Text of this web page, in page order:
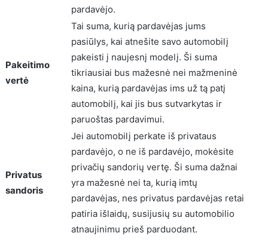
pardavėjo.
Pakeitimo
vertė
Tai suma, kurią pardavėjas jums
pasiūlys, kai atnešite savo automobilį
pakeisti į naujesnį modelį. Ši suma
tikriausiai bus mažesnė nei mažmeninė
kaina, kurią pardavėjas ims už tą patį
automobilį, kai jis bus sutvarkytas ir
paruoštas pardavimui.
Privatus
sandoris
Jei automobilį perkate iš privataus
pardavėjo, o ne iš pardavėjo, mokėsite
privačių sandorių vertę. Ši suma dažnai
yra mažesnė nei ta, kurią imtų
pardavėjas, nes privatus pardavėjas retai
patiria išlaidų, susijusių su automobilio
atnaujinimu prieš parduodant.